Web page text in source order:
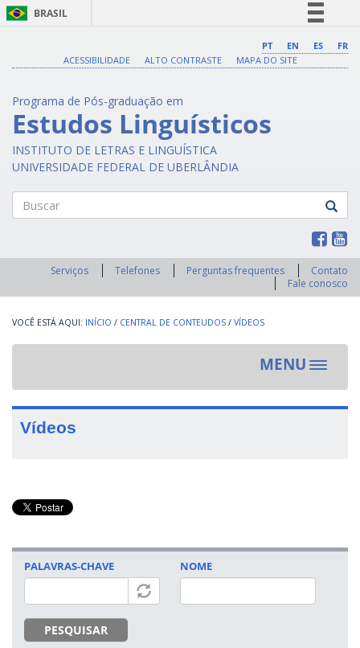
BRASIL
Comunica BR
Acesso à informação
Legislação
PT EN ES
FR
ACESSIBILIDADE
ALTO CONTRASTE MAPA DO SITE
Programa de Pós-graduação em
Estudos Linguísticos
INSTITUTO DE LETRAS E LINGUÍSTICA
UNIVERSIDADE FEDERAL DE UBERLÂNDIA
Serviços Telefones Perguntas frequentes
Contato
Fale conosco
INÍCIO / CENTRAL DE CONTEUDOS / VÍDEOS
MENU
Toggle
Vídeos
PALAVRAS-CHAVE
PESQUISAR
NOME